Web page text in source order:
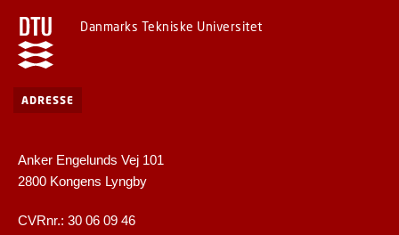
Danmarks Tekniske Universitet
ADRESSE
Anker Engelunds Vej 101
2800 Kongens Lyngby
CVRnr.: 30 06 09 46